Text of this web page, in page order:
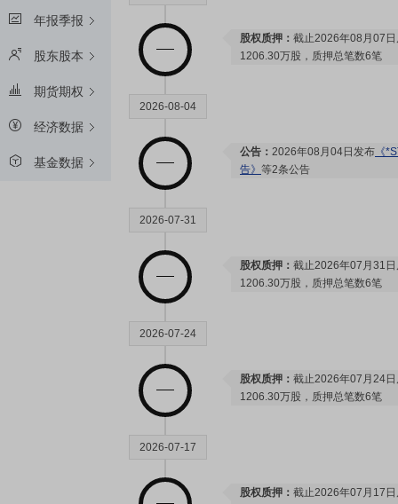
年报季报
股东股本
期货期权
经济数据
基金数据
股权质押： 截止2026年08月07
1206.30万股，质押总笔数6笔
2026-08-04
公告： 2026年08月04日发布 《
告》 等2条公告
2026-07-31
股权质押： 截止2026年07月31
1206.30万股，质押总笔数6笔
2026-07-24
股权质押： 截止2026年07月24
1206.30万股，质押总笔数6笔
2026-07-17
股权质押： 截止2026年07月17